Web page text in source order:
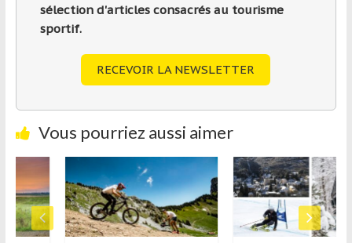
sélection d'articles consacrés au tourisme
sportif.
RECEVOIR LA NEWSLETTER
Vous pourriez aussi aimer